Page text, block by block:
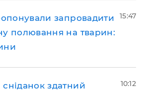
запровадити
полювання на тварин:
15:47
здатний
10:12